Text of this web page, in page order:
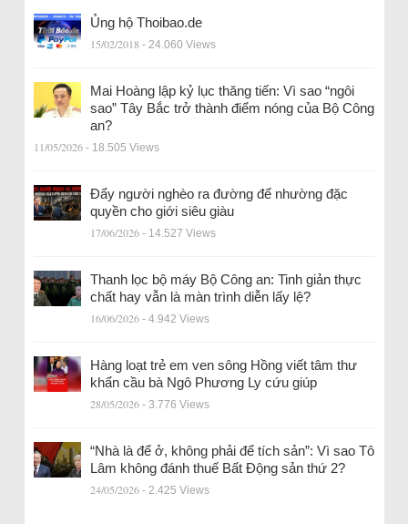
Ủng hộ Thoibao.de
15/02/2018 - 24.060 Views
Mai Hoàng lập kỷ lục thăng tiến: Vì sao “ngôi
sao” Tây Bắc trở thành điểm nóng của Bộ Công
an?
11/05/2026 - 18.505 Views
Đẩy người nghèo ra đường để nhường đặc
quyền cho giới siêu giàu
17/06/2026 - 14.527 Views
Thanh lọc bộ máy Bộ Công an: Tinh giản thực
chất hay vẫn là màn trình diễn lấy lệ?
16/06/2026 - 4.942 Views
Hàng loạt trẻ em ven sông Hồng viết tâm thư
khẩn cầu bà Ngô Phương Ly cứu giúp
28/05/2026 - 3.776 Views
“Nhà là để ở, không phải để tích sản”: Vì sao Tô
Lâm không đánh thuế Bất Động sản thứ 2?
24/05/2026 - 2.425 Views